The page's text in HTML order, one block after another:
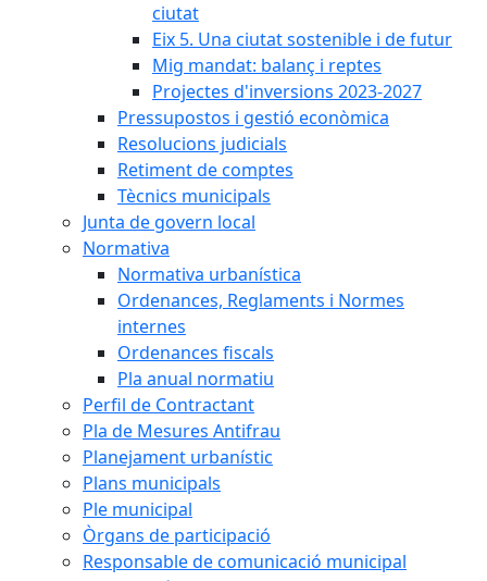
ciutat
Eix 5. Una ciutat sostenible i de futur
Mig mandat: balanç i reptes
Projectes d'inversions 2023-2027
Pressupostos i gestió econòmica
Resolucions judicials
Retiment de comptes
Tècnics municipals
Junta de govern local
Normativa
Normativa urbanística
Ordenances, Reglaments i Normes
internes
Ordenances fiscals
Pla anual normatiu
Perfil de Contractant
Pla de Mesures Antifrau
Planejament urbanístic
Plans municipals
Ple municipal
Òrgans de participació
Responsable de comunicació municipal